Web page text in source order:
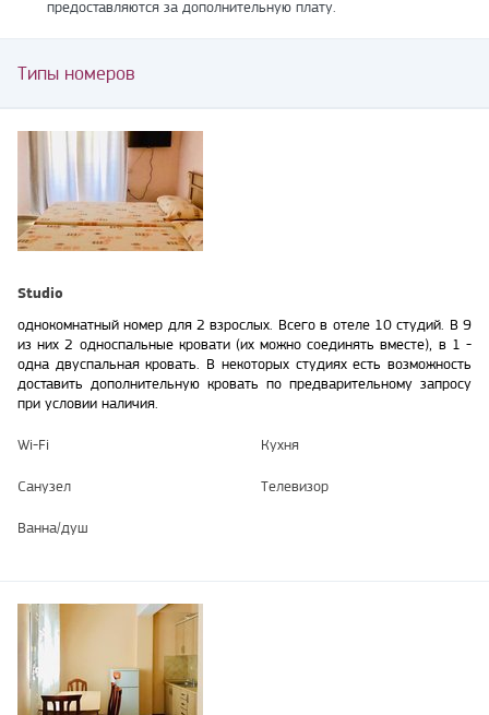
предоставляются за дополнительную плату.
Типы номеров
Studio
однокомнатный номер для 2 взрослых. Всего в отеле 10 студий. В 9
из них 2 односпальные кровати (их можно соединять вместе), в 1 -
одна двуспальная кровать. В некоторых студиях есть возможность
доставить дополнительную кровать по предварительному запросу
при условии наличия.
Wi-Fi Кухня
Санузел Телевизор
Ванна/душ